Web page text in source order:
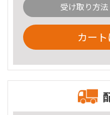
受け取り方
カー